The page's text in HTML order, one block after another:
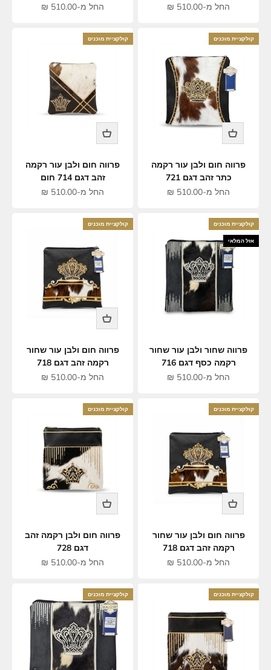
מחיר מבצע
החל מ-510.00 ₪
מחיר מבצע
החל מ-510.00 ₪
קולקציית מוכנים
פרווה חום ולבן עור רקמה
כתר זהב דגם 721
מחיר מבצע
החל מ-510.00 ₪
קולקציית מוכנים
פרווה חום ולבן עור רקמה
זהב דגם 714 חום
מחיר מבצע
החל מ-510.00 ₪
קולקציית מוכנים
אזל המלאי
פרווה שחור ולבן עור שחור
רקמה כסף דגם 716
מחיר מבצע
החל מ-510.00 ₪
קולקציית מוכנים
פרווה חום ולבן עור שחור
רקמה זהב דגם 718
מחיר מבצע
החל מ-510.00 ₪
קולקציית מוכנים
פרווה חום ולבן עור שחור
רקמה זהב דגם 718
מחיר מבצע
החל מ-510.00 ₪
קולקציית מוכנים
פרווה חום ולבן רקמה זהב
דגם 728
מחיר מבצע
החל מ-510.00 ₪
קולקציית מוכנים קולקציית מוכנים